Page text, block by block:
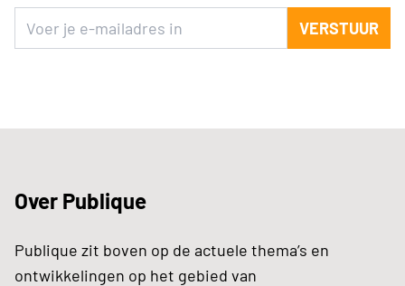
VERSTUUR
Over Publique
Publique zit boven op de actuele thema’s en
ontwikkelingen op het gebied van